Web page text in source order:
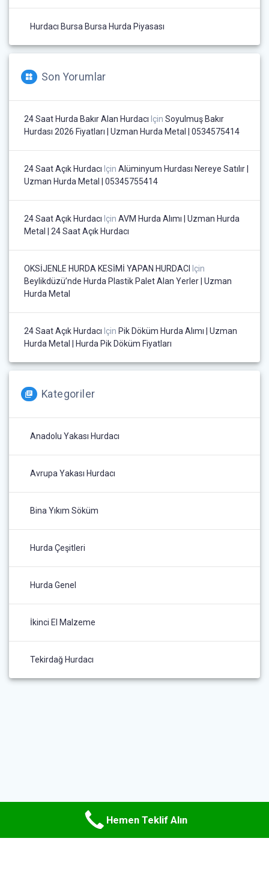
Hurdacı Bursa Bursa Hurda Piyasası
Son Yorumlar
24 Saat Hurda Bakır Alan Hurdacı Için Soyulmuş Bakır
Hurdası 2026 Fiyatları | Uzman Hurda Metal | 0534575414
24 Saat Açık Hurdacı Için Alüminyum Hurdası Nereye Satılır |
Uzman Hurda Metal | 05345755414
24 Saat Açık Hurdacı Için AVM Hurda Alımı | Uzman Hurda
Metal | 24 Saat Açık Hurdacı
OKSİJENLE HURDA KESİMİ YAPAN HURDACI
Için
Beylikdüzü’nde Hurda Plastik Palet Alan Yerler | Uzman
Hurda Metal
24 Saat Açık Hurdacı Için Pik Döküm Hurda Alımı | Uzman
Hurda Metal | Hurda Pik Döküm Fiyatları
Kategoriler
Anadolu Yakası Hurdacı
Avrupa Yakası Hurdacı
Bina Yıkım Söküm
Hurda Çeşitleri
Hurda Genel
İkinci El Malzeme
Tekirdağ Hurdacı
Hemen Teklif Alın